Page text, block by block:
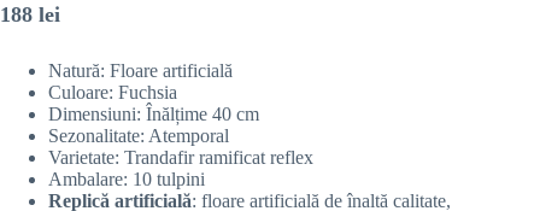
188 lei
Natură: Floare artificială
Culoare: Fuchsia
Dimensiuni: Înălțime 40 cm
Sezonalitate: Atemporal
Varietate: Trandafir ramificat reflex
Ambalare: 10 tulpini
Replică artificială: floare artificială de înaltă calitate,